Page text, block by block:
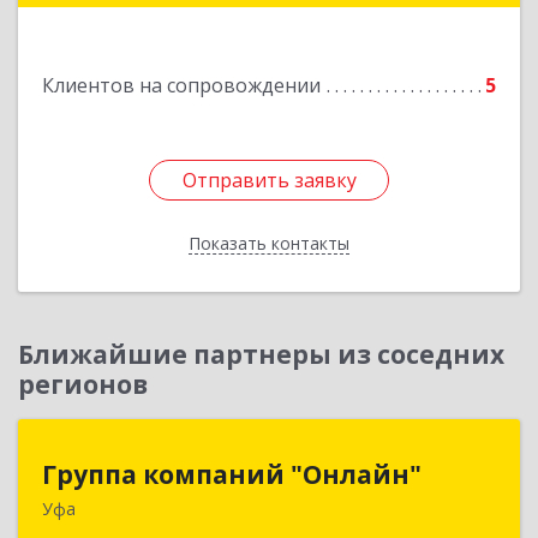
Клиентов на сопровождении 5
Отправить заявку
Показать контакты
Отправить заявку
Назад
Ближайшие партнеры из соседних
регионов
Группа компаний "Онлайн"
Уфа
Группа компаний "Онлайн"
450006, Башкортостан Респ, г.о. город Уфа, Уфа